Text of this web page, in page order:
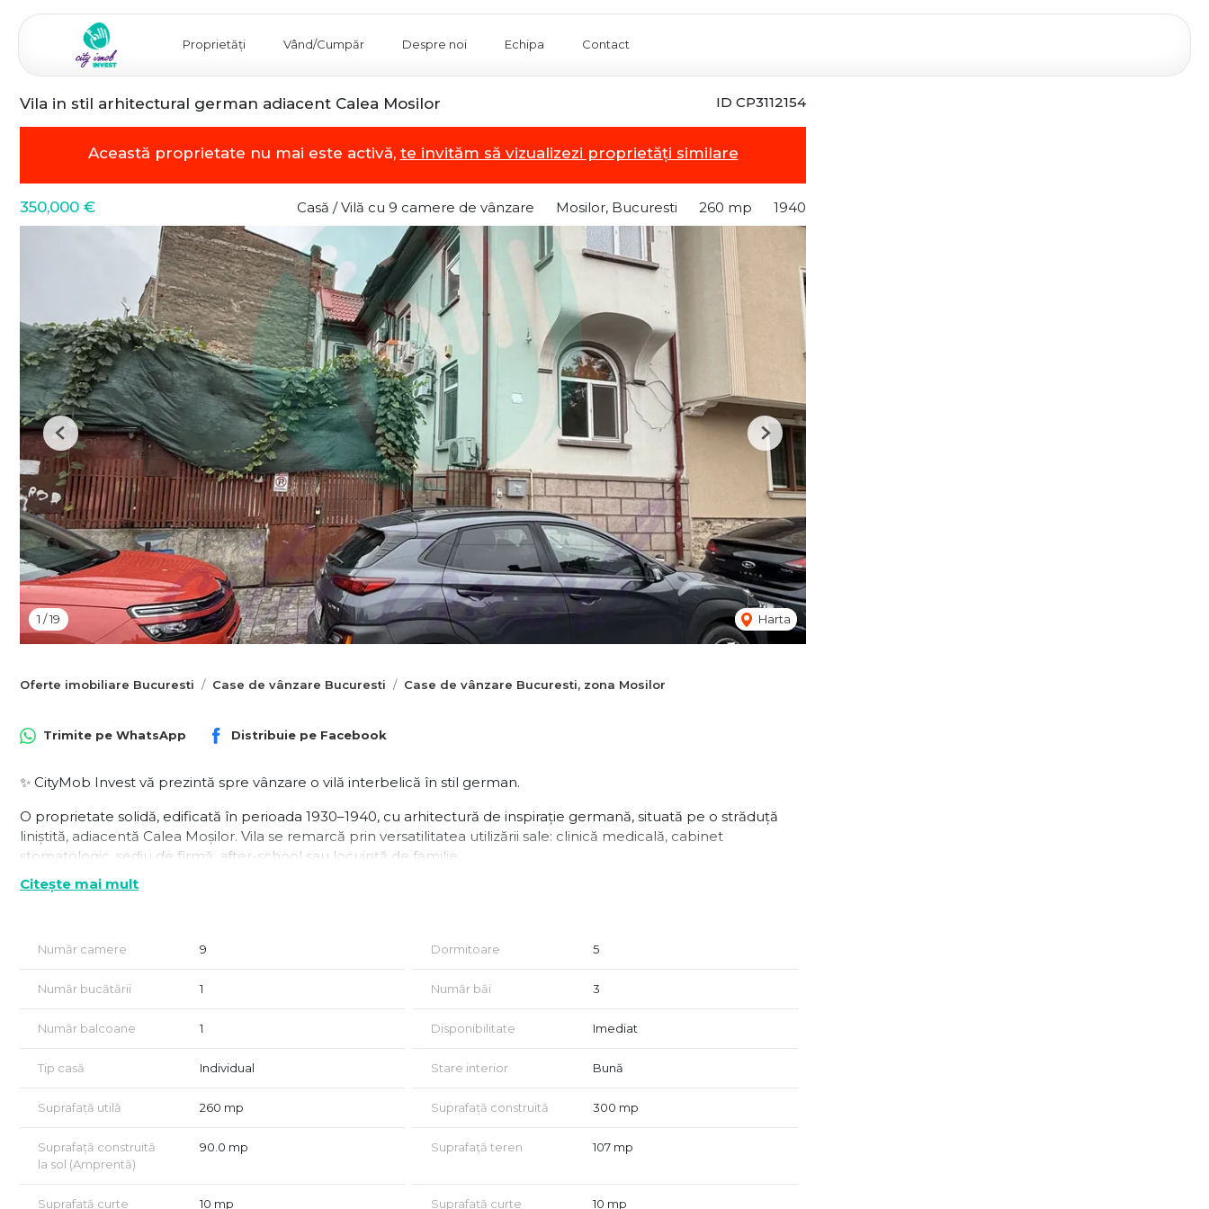
Proprietăți Vând/Cumpăr Despre noi Echipa Contact
ID CP3112154
Vila in stil arhitectural german adiacent Calea Mosilor
Această proprietate nu mai este activă, te invităm să vizualizezi proprietăți similare
350,000 € Casă / Vilă cu 9 camere de vânzare Mosilor, Bucuresti 260 mp 1940
1 /19 Harta
Previous Next
Oferte imobiliare Bucuresti Case de vânzare Bucuresti Case de vânzare Bucuresti, zona Mosilor
Trimite pe WhatsApp Distribuie pe Facebook
✨ CityMob Invest vă prezintă spre vânzare o vilă interbelică în stil german.
O proprietate solidă, edificată în perioada 1930–1940, cu arhitectură de inspirație germană, situată pe o străduță
liniștită, adiacentă Calea Moșilor. Vila se remarcă prin versatilitatea utilizării sale: clinică medicală, cabinet
stomatologic, sediu de firmă, after-school sau locuință de familie.
📐 Detalii tehnice
Regim: subsol, parter, etaj 1 și mansardă + pod;
6 încăperi spațioase și luminoase si 3 incaperi secundare;
Băi pe fiecare nivel;
Spații suplimentare: zone de depozitare + subsol tehnic;
Acces dublu (scară principală + scară secundară), perfect pentru activități cu flux de persoane.
🔧 Îmbunătățiri și dotări
Fațadă și acoperiș refăcute;
Citește mai mult
Număr camere 9 Dormitoare 5
Număr bucătării 1 Număr băi 3
Număr balcoane 1 Disponibilitate Imediat
Tip casă Individual Stare interior Bună
Suprafață utilă 260 mp Suprafață construită 300 mp
Suprafață construită
la sol (Amprentă)
90.0 mp Suprafață teren 107 mp
Suprafață curte 10 mp
Suprafață curte
10 mp